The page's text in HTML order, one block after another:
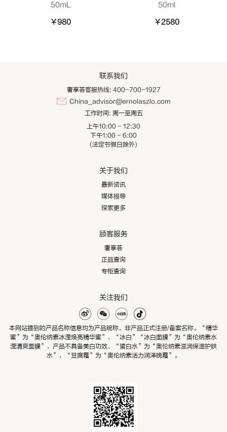
50mL
¥980
50ml
¥2580
关于我们
最新资讯
媒体报导
探索更多
顾客服务
奢享荟
正品查询
专柜查询
联系我们
奢享荟客服热线: 400-700-1927
China_advisor@ernolaszlo.com
工作时间: 周一至周五
上午10:00 - 12:30
下午1:00 - 6:00
(法定节假日除外)
关注我们
本网站提到的产品名称信息均为产品昵称，非产品正式注册/备案名称。“精华
蜜”为“奥伦纳素冰滢焕亮精华蜜”，“冰白”“冰白面膜”为“奥伦纳素水
滢清爽面膜”，产品不具备美白功效，“蛋白水”为“奥伦纳素滋润保湿护肤
水”，“豆腐霜”为“奥伦纳素活力润泽晚霜”。